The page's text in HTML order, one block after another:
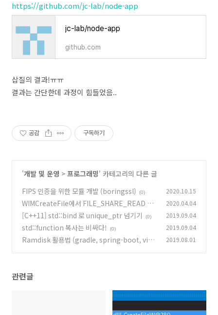
https://github.com/jc-lab/node-app
jc-lab/node-app
github.com
삽질의 결과!ㅠㅠ
결과는 간단한데 과정이 힘들었음..
공감 구독하기
'개발 및 운영 > 프로그래밍' 카테고리의 다른 글
FIPS 인증을 위한 모듈 개발 (boringssl)
(0) 2020.10.15
WIMCreateFile에서 FILE_SHARE_READ 적
용하기 (WIMCreateFile분석)
(0)
2020.04.04
[C++11] std::bind 로 unique_ptr 넘기기 (0) 2019.09.04
std::function 복사는 비싸다! (0) 2019.09.04
Ramdisk 활용법 (gradle, spring-boot, visu
2019.08.01
관련글